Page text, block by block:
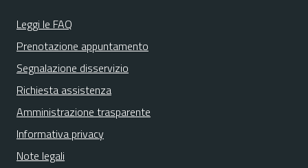
Leggi le FAQ
Prenotazione appuntamento
Segnalazione disservizio
Richiesta assistenza
Amministrazione trasparente
Informativa privacy
Note legali